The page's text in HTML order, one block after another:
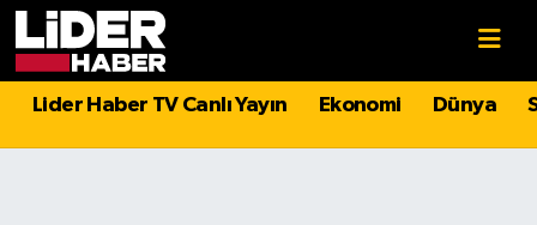
Lider Haber TV Canlı Yayın Ekonomi Dünya
Politika
Hava Durumu